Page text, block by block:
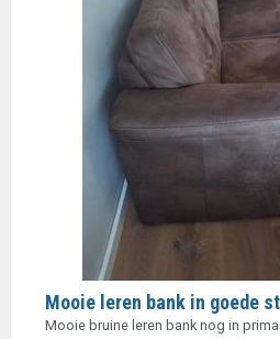
Mooie leren bank in goede
Mooie bruine leren bank nog in